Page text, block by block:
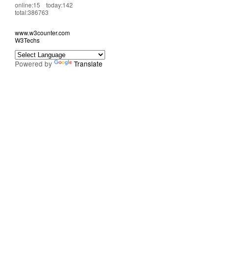
online:15 today:142
total:386763
www.w3counter.com
W3Techs
Powered by Translate